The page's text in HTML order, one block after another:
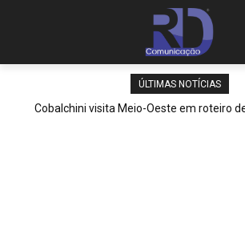
ÚLTIMAS NOTÍCIAS
Cobalchini visita Meio-Oeste em roteiro